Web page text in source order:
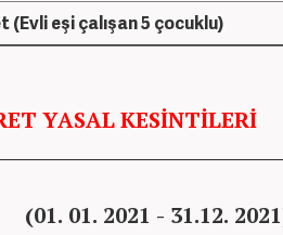
eşi çalışan 5 çocuklu)
YASAL KESİNTİLERİ
(01. 01. 2021 - 31.12.